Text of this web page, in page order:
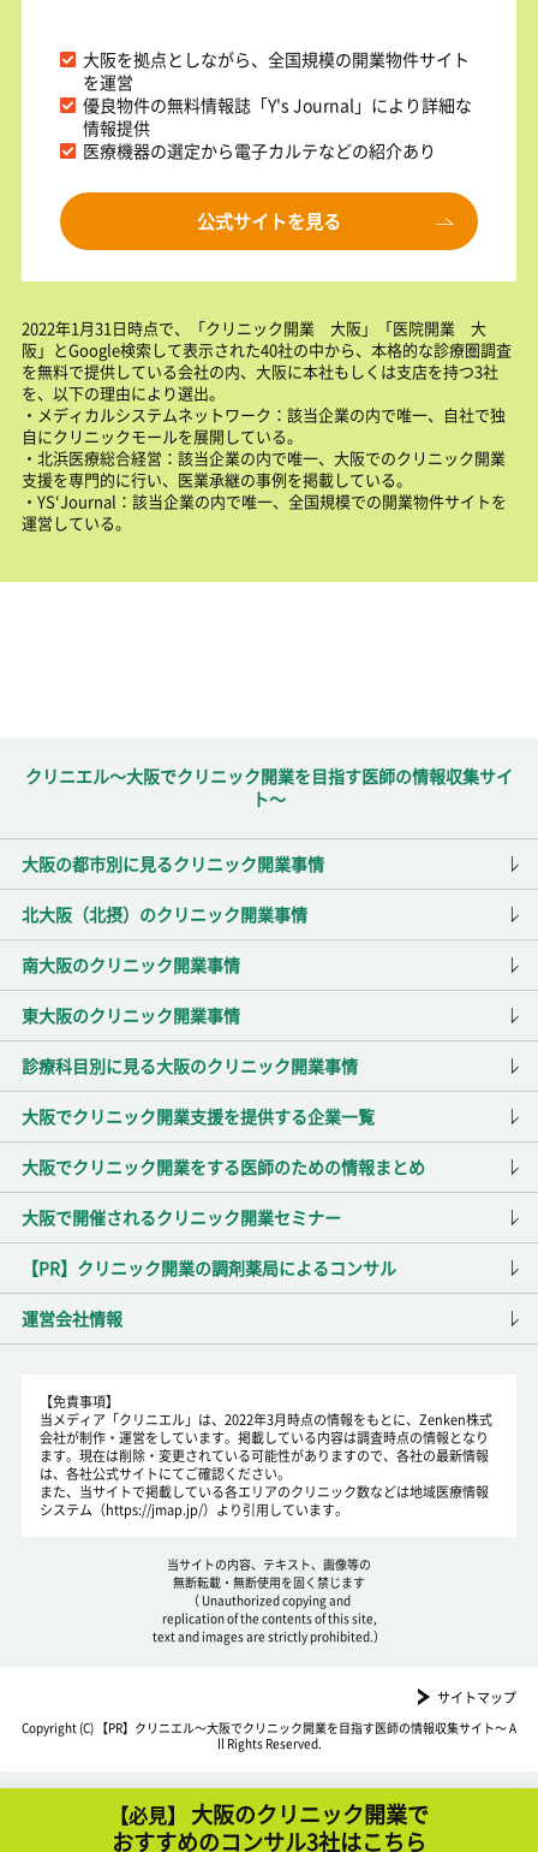
【必見】
大阪のクリニック開業で
おすすめのコンサル3社はこちら
大阪を拠点としながら、全国規模の開業物件サイト
を運営
優良物件の無料情報誌「Y's Journal」により詳細な
情報提供
医療機器の選定から電子カルテなどの紹介あり
公式サイトを見る
2022年1月31日時点で、「クリニック開業 大阪」「医院開業 大
阪」とGoogle検索して表示された40社の中から、本格的な診療圏調査
を無料で提供している会社の内、大阪に本社もしくは支店を持つ3社
を、以下の理由により選出。
・メディカルシステムネットワーク：該当企業の内で唯一、自社で独
自にクリニックモールを展開している。
・北浜医療総合経営：該当企業の内で唯一、大阪でのクリニック開業
支援を専門的に行い、医業承継の事例を掲載している。
・YS‘Journal：該当企業の内で唯一、全国規模での開業物件サイトを
運営している。
クリニエル～大阪でクリニック開業を目指す医師の情報収集サイ
ト～
大阪の都市別に見るクリニック開業事情
北大阪（北摂）のクリニック開業事情
南大阪のクリニック開業事情
東大阪のクリニック開業事情
診療科目別に見る大阪のクリニック開業事情
大阪でクリニック開業支援を提供する企業一覧
大阪でクリニック開業をする医師のための情報まとめ
大阪で開催されるクリニック開業セミナー
【PR】クリニック開業の調剤薬局によるコンサル
運営会社情報
【免責事項】
当メディア「クリニエル」は、2022年3月時点の情報をもとに、Zenken株式
会社が制作・運営をしています。掲載している内容は調査時点の情報となり
ます。現在は削除・変更されている可能性がありますので、各社の最新情報
は、各社公式サイトにてご確認ください。
また、当サイトで掲載している各エリアのクリニック数などは地域医療情報
システム（https://jmap.jp/）より引用しています。
当サイトの内容、テキスト、画像等の
無断転載・無断使用を固く禁じます
（ Unauthorized copying and
replication of the contents of this site,
text and images are strictly prohibited.）
サイトマップ
Copyright (C) クリニエル～大阪でクリニック開業を目指す医師の情報収集サイト～A
ll Rights Reserved.